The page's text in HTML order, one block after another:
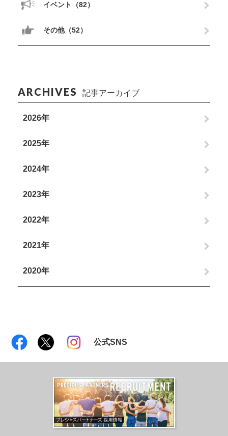
イベント（82）
その他（52）
ARCHIVES 記事アーカイブ
2026年
2025年
2024年
2023年
2022年
2021年
2020年
公式SNS